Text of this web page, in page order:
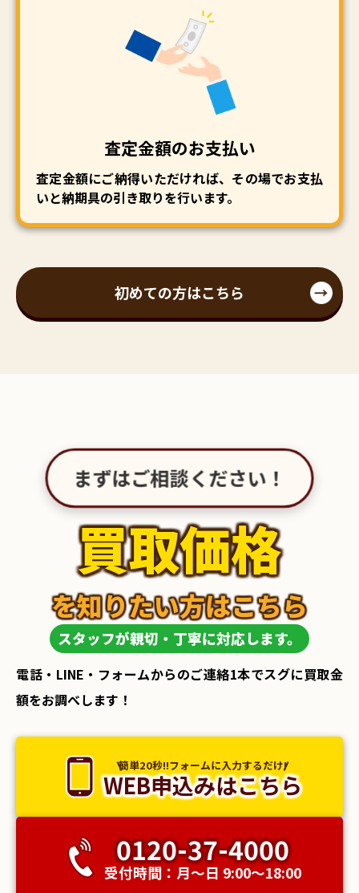
査定金額のお支払い
査定金額にご納得いただければ、その場でお支払
いと納期具の引き取りを行います。
初めての方はこちら
まずはご相談ください！
買取価格
スタッフが親切・丁寧に対応します。
を知りたい方はこちら
電話・LINE・フォームからのご連絡1本でスグに買取金
額をお調べします！
簡単20秒!!フォームに入力するだけ!
WEB申込みはこちら
0120-37-4000
受付時間：月〜日 9:00〜18:00